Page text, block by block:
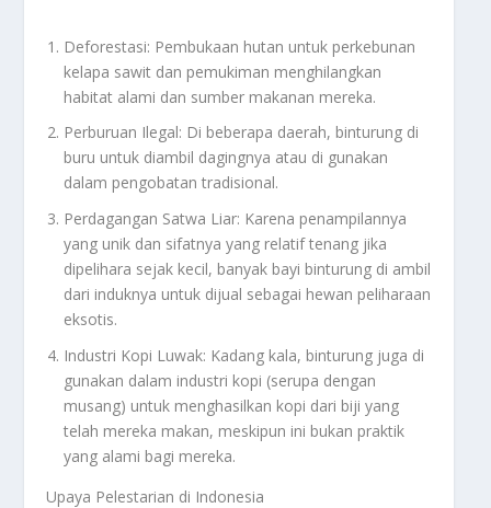
Deforestasi: Pembukaan hutan untuk perkebunan
kelapa sawit dan pemukiman menghilangkan
habitat alami dan sumber makanan mereka.
Perburuan Ilegal: Di beberapa daerah, binturung di
buru untuk diambil dagingnya atau di gunakan
dalam pengobatan tradisional.
Perdagangan Satwa Liar: Karena penampilannya
yang unik dan sifatnya yang relatif tenang jika
dipelihara sejak kecil, banyak bayi binturung di ambil
dari induknya untuk dijual sebagai hewan peliharaan
eksotis.
Industri Kopi Luwak: Kadang kala, binturung juga di
gunakan dalam industri kopi (serupa dengan
musang) untuk menghasilkan kopi dari biji yang
telah mereka makan, meskipun ini bukan praktik
yang alami bagi mereka.
Upaya Pelestarian di Indonesia